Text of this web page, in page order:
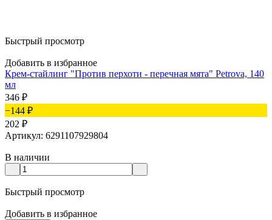
Быстрый просмотр
Добавить в избранное
Крем-стайлинг "Против перхоти - перечная мята" Petrova, 140
мл
346 ₽
−144 ₽
202 ₽
Артикул: 6291107929804
В наличии
Быстрый просмотр
Добавить в избранное